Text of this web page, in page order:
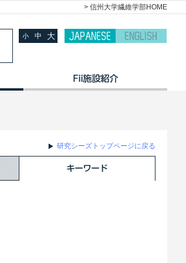
> 信州大学繊維学部HOME
小 中 大
研究シーズトップページに戻る